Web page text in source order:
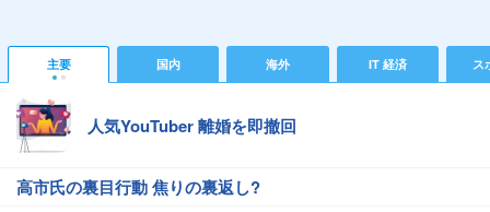
主要 国内 海外 IT 経済 ス
人気YouTuber 離婚を即撤回
高市氏の裏目行動 焦りの裏返し?